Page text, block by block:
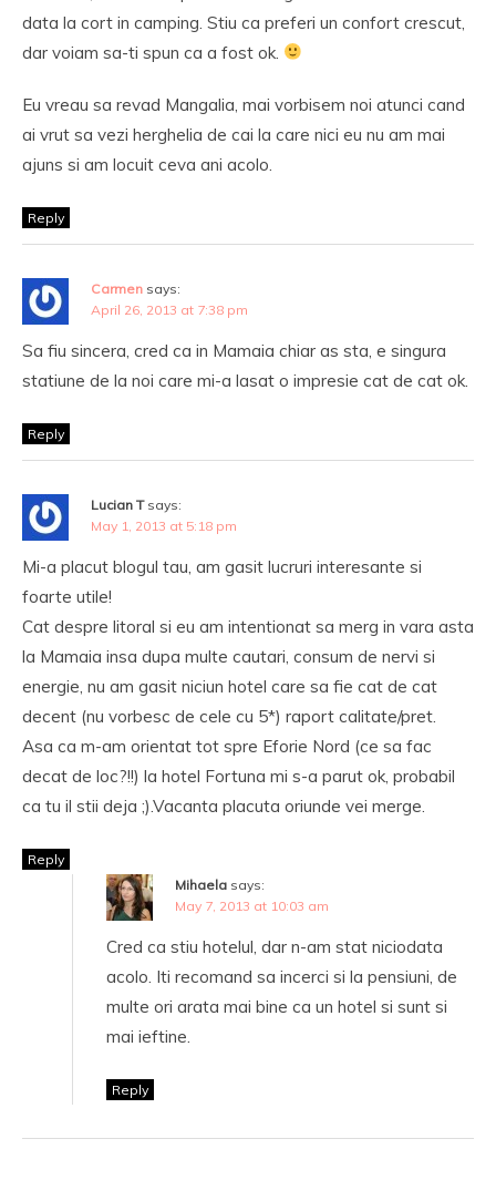
data la cort in camping. Stiu ca preferi un confort crescut,
dar voiam sa-ti spun ca a fost ok.
Eu vreau sa revad Mangalia, mai vorbisem noi atunci cand
ai vrut sa vezi herghelia de cai la care nici eu nu am mai
ajuns si am locuit ceva ani acolo.
Reply
Carmen says:
April 26, 2013 at 7:38 pm
Sa fiu sincera, cred ca in Mamaia chiar as sta, e singura
statiune de la noi care mi-a lasat o impresie cat de cat ok.
Reply
Lucian T says:
May 1, 2013 at 5:18 pm
Mi-a placut blogul tau, am gasit lucruri interesante si
foarte utile!
Cat despre litoral si eu am intentionat sa merg in vara asta
la Mamaia insa dupa multe cautari, consum de nervi si
energie, nu am gasit niciun hotel care sa fie cat de cat
decent (nu vorbesc de cele cu 5*) raport calitate/pret.
Asa ca m-am orientat tot spre Eforie Nord (ce sa fac
decat de loc?!!) la hotel Fortuna mi s-a parut ok, probabil
ca tu il stii deja ;).Vacanta placuta oriunde vei merge.
Reply
Mihaela says:
May 7, 2013 at 10:03 am
Cred ca stiu hotelul, dar n-am stat niciodata
acolo. Iti recomand sa incerci si la pensiuni, de
multe ori arata mai bine ca un hotel si sunt si
mai ieftine.
Reply